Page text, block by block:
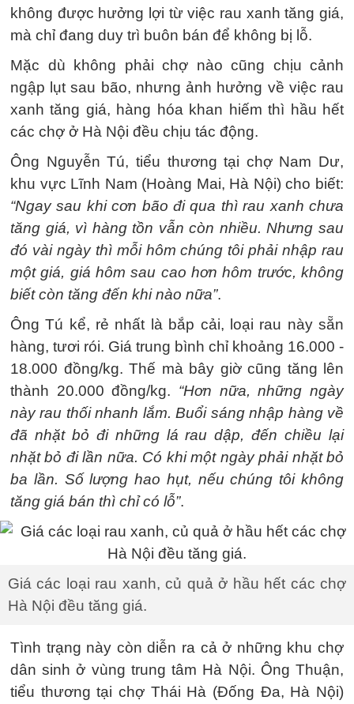
không được hưởng lợi từ việc rau xanh tăng giá,
mà chỉ đang duy trì buôn bán để không bị lỗ.
Mặc dù không phải chợ nào cũng chịu cảnh
ngập lụt sau bão, nhưng ảnh hưởng về việc rau
xanh tăng giá, hàng hóa khan hiếm thì hầu hết
các chợ ở Hà Nội đều chịu tác động.
Ông Nguyễn Tú, tiểu thương tại chợ Nam Dư,
khu vực Lĩnh Nam (Hoàng Mai, Hà Nội) cho biết:
“Ngay sau khi cơn bão đi qua thì rau xanh chưa
tăng giá, vì hàng tồn vẫn còn nhiều. Nhưng sau
đó vài ngày thì mỗi hôm chúng tôi phải nhập rau
một giá, giá hôm sau cao hơn hôm trước, không
biết còn tăng đến khi nào nữa”.
Ông Tú kể, rẻ nhất là bắp cải, loại rau này sẵn
hàng, tươi rói. Giá trung bình chỉ khoảng 16.000 -
18.000 đồng/kg. Thế mà bây giờ cũng tăng lên
thành 20.000 đồng/kg. “Hơn nữa, những ngày
này rau thối nhanh lắm. Buổi sáng nhập hàng về
đã nhặt bỏ đi những lá rau dập, đến chiều lại
nhặt bỏ đi lần nữa. Có khi một ngày phải nhặt bỏ
ba lần. Số lượng hao hụt, nếu chúng tôi không
tăng giá bán thì chỉ có lỗ”.
Giá các loại rau xanh, củ quả ở hầu hết các chợ
Hà Nội đều tăng giá.
Tình trạng này còn diễn ra cả ở những khu chợ
dân sinh ở vùng trung tâm Hà Nội. Ông Thuận,
tiểu thương tại chợ Thái Hà (Đống Đa, Hà Nội)